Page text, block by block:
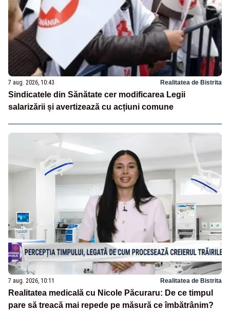
7 aug. 2026, 10:43 Realitatea de Bistrita
Sindicatele din Sănătate cer modificarea Legii
salarizării și avertizează cu acțiuni comune
7 aug. 2026, 10:11 Realitatea de Bistrita
Realitatea medicală cu Nicole Păcuraru: De ce timpul
pare să treacă mai repede pe măsură ce îmbătrânim?